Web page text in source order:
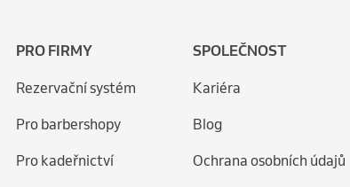
PRO FIRMY
Rezervační systém
Pro barbershopy
Pro kadeřnictví
SPOLEČNOST
Kariéra
Blog
Ochrana osobních údajů